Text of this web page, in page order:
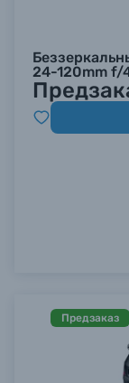
24-120mm f/
Предзаказ